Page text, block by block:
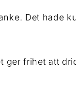
Det hade
frihet att